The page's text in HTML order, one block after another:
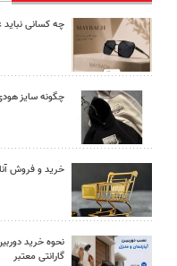
چه کسانی
چگونه سایز
خرید و فروش
نحوه خرید
گارانتی معتبر